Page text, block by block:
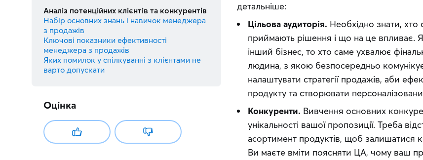
детальніше:
Цільова аудиторія. Необхідно знати, хто
приймають рішення і що на це впливає.
інший бізнес, то хто саме ухвалює
людина, з якою безпосередньо
налаштувати стратегії продажів, аби
продукту та створювати
Конкуренти. Вивчення основних
унікальності вашої пропозиції. Треба
асортимент продуктів, щоб залишатися
Ви маєте вміти поясняти ЦА, чому ваш
Аналіз потенційних клієнтів та конкурентів
Набір основних знань і навичок менеджера
з продажів
Ключові показники ефективності
менеджера з продажів
Яких помилок у спілкуванні з клієнтами не
варто допускати
Оцінка